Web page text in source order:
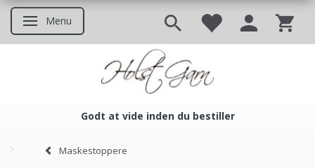
Skifte navigation
Menu
Godt at vide inden du bestiller
Maskestoppere